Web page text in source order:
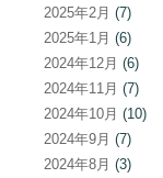
2025年2月 (7)
2025年1月 (6)
2024年12月 (6)
2024年11月 (7)
2024年10月 (10)
2024年9月 (7)
2024年8月 (3)